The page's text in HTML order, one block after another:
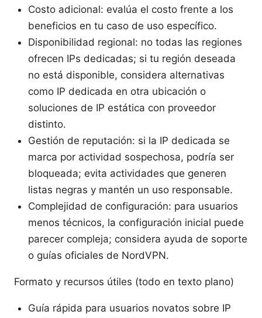
Costo adicional: evalúa el costo frente a los
beneficios en tu caso de uso específico.
Disponibilidad regional: no todas las regiones
ofrecen IPs dedicadas; si tu región deseada
no está disponible, considera alternativas
como IP dedicada en otra ubicación o
soluciones de IP estática con proveedor
distinto.
Gestión de reputación: si la IP dedicada se
marca por actividad sospechosa, podría ser
bloqueada; evita actividades que generen
listas negras y mantén un uso responsable.
Complejidad de configuración: para usuarios
menos técnicos, la configuración inicial puede
parecer compleja; considera ayuda de soporte
o guías oficiales de NordVPN.
Formato y recursos útiles (todo en texto plano)
Guía rápida para usuarios novatos sobre IP